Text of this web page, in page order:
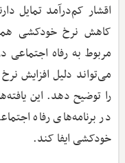
اقشار کم‌درآمد تمایل
کاهش نرخ خودکشی
مربوط به رفاه اجتماعی
می‌تواند دلیل افزایش
را توضیح دهد. این
در برنامه‌های رفاه
خودکشی ایفا کند.